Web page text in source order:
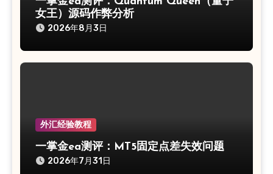
女王）源码作弊分析
2026年8月3日
外汇经验教程
一掌金ea测评：MT5固定点差失效问题
2026年7月31日